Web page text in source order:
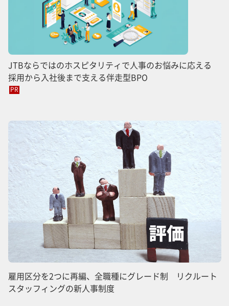
JTBならではのホスピタリティで人事のお悩みに応える
採用から入社後まで支える伴走型BPO
PR
雇用区分を2つに再編、全職種にグレード制 リクルート
スタッフィングの新人事制度